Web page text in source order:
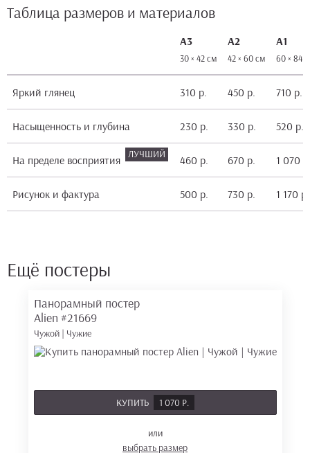
Таблица размеров и материалов
А3
30 × 42 см
А2
42 × 60 см
А1
60 × 84
Яркий глянец 310 р. 450 р. 710 р.
Насыщенность и глубина 230 р. 330 р. 520 р.
На пределе восприятия 460 р. 670 р. 1 070
Рисунок и фактура 500 р. 730 р. 1 170 р.
Ещё постеры
Панорамный постер
Alien #21669
Чужой | Чужие
КУПИТЬ 1 070 Р.
или
выбрать размер